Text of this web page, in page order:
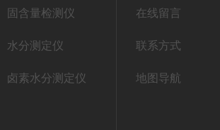
固含量检测仪
水分测定仪
卤素水分测定仪
在线留言
联系方式
地图导航